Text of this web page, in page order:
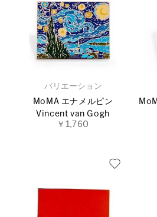
バリエーション
MoMA エナメルピン
Vincent van Gogh
￥1,760